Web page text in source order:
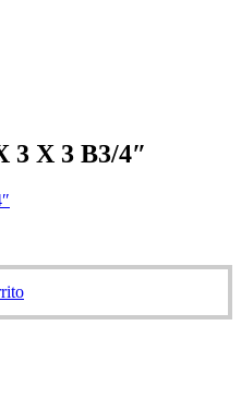
3 X 3 B3/4″